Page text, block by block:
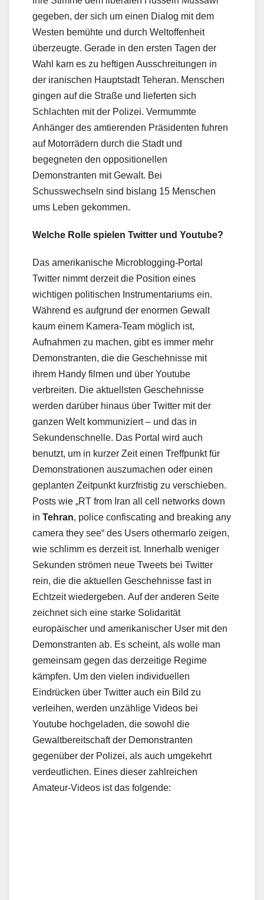
gegeben, der sich um einen Dialog mit dem
Westen bemühte und durch Weltoffenheit
überzeugte. Gerade in den ersten Tagen der
Wahl kam es zu heftigen Ausschreitungen in
der iranischen Hauptstadt Teheran. Menschen
gingen auf die Straße und lieferten sich
Schlachten mit der Polizei. Vermummte
Anhänger des amtierenden Präsidenten fuhren
auf Motorrädern durch die Stadt und
begegneten den oppositionellen
Demonstranten mit Gewalt. Bei
Schusswechseln sind bislang 15 Menschen
ums Leben gekommen.
Welche Rolle spielen Twitter und Youtube?
Das amerikanische Microblogging-Portal
Twitter nimmt derzeit die Position eines
wichtigen politischen Instrumentariums ein.
Während es aufgrund der enormen Gewalt
kaum einem Kamera-Team möglich ist,
Aufnahmen zu machen, gibt es immer mehr
Demonstranten, die die Geschehnisse mit
ihrem Handy filmen und über Youtube
verbreiten. Die aktuellsten Geschehnisse
werden darüber hinaus über Twitter mit der
ganzen Welt kommuniziert – und das in
Sekundenschnelle. Das Portal wird auch
benutzt, um in kurzer Zeit einen Treffpunkt für
Demonstrationen auszumachen oder einen
geplanten Zeitpunkt kurzfristig zu verschieben.
Posts wie „RT from Iran all cell networks down
in Tehran, police confiscating and breaking any
camera they see“ des Users othermarlo zeigen,
wie schlimm es derzeit ist. Innerhalb weniger
Sekunden strömen neue Tweets bei Twitter
rein, die die aktuellen Geschehnisse fast in
Echtzeit wiedergeben. Auf der anderen Seite
zeichnet sich eine starke Solidarität
europäischer und amerikanischer User mit den
Demonstranten ab. Es scheint, als wolle man
gemeinsam gegen das derzeitige Regime
kämpfen. Um den vielen individuellen
Eindrücken über Twitter auch ein Bild zu
verleihen, werden unzählige Videos bei
Youtube hochgeladen, die sowohl die
Gewaltbereitschaft der Demonstranten
gegenüber der Polizei, als auch umgekehrt
verdeutlichen. Eines dieser zahlreichen
Amateur-Videos ist das folgende: